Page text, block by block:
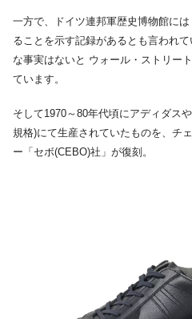
一方で、ドイツ連邦軍歴史博物館に
ることを示す記録があるとも言われ
な事実はないと ウォール・ストリー
ています。
そして1970～80年代頃にアディダス
規格)にて生産されていたものを、チ
ー「セボ(CEBO)社」が復刻。